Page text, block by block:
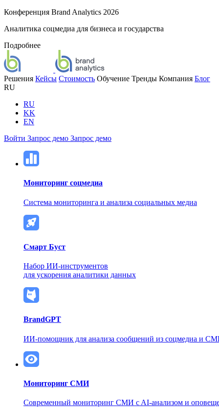
Конференция Brand Analytics 2026
Аналитика соцмедиа для бизнеса и государства
Подробнее
Решения Кейсы Стоимость Обучение Тренды Компания Блог
RU
RU
KK
EN
Войти Запрос демо Запрос демо
Мониторинг соцмедиа
Система мониторинга и анализа социальных медиа
Смарт Буст
Набор ИИ-инструментов
для ускорения аналитики данных
BrandGPT
ИИ-помощник для анализа сообщений из соцмедиа и
Мониторинг СМИ
Современный мониторинг СМИ c AI-анализом и